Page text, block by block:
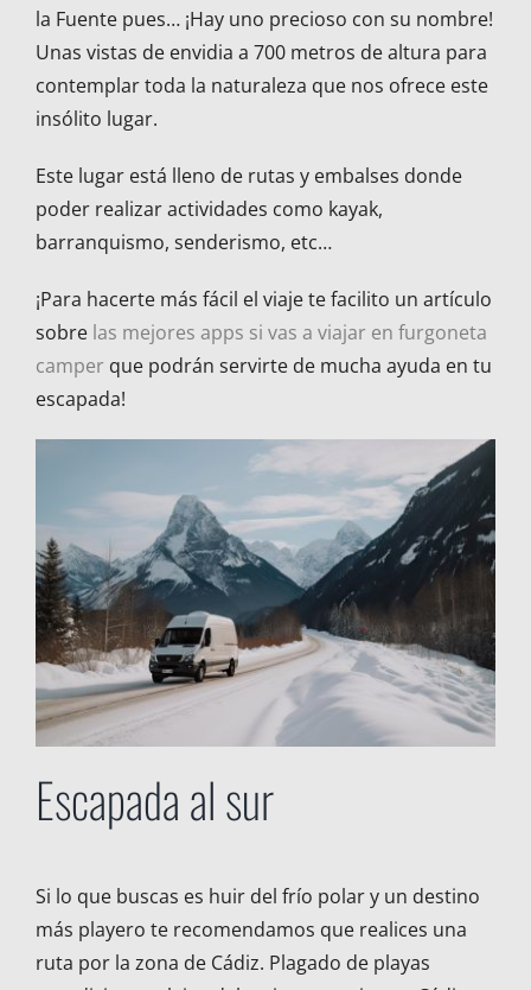
la Fuente pues… ¡Hay uno precioso con su nombre!
Unas vistas de envidia a 700 metros de altura para
contemplar toda la naturaleza que nos ofrece este
insólito lugar.
Este lugar está lleno de rutas y embalses donde
poder realizar actividades como kayak,
barranquismo, senderismo, etc…
¡Para hacerte más fácil el viaje te facilito un artículo
sobre las mejores apps si vas a viajar en furgoneta
camper que podrán servirte de mucha ayuda en tu
escapada!
Escapada al sur
Si lo que buscas es huir del frío polar y un destino
más playero te recomendamos que realices una
ruta por la zona de Cádiz. Plagado de playas